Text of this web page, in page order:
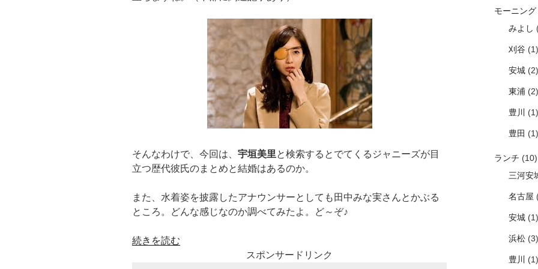
そんなわけで、今回は、 宇垣美里と検索するとでてくるジャニーズが目
立つ歴代彼氏のまとめと結婚はあるのか。
また、水着姿を披露したアナウンサーとしても田中みな実さんとかぶる
ところ。どんな感じなのか調べてみたよ。ど～ぞ♪
“宇
続きを読む
スポンサードリンク
モーニング
みよし
刈谷(1)
安城(2)
東浦 (2)
豊川 (1)
豊田 (1)
ランチ (10)
三河安
名古屋
安城(1)
浜松(3)
豊川 (1)